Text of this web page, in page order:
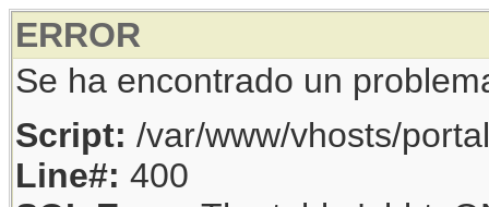
ERROR
Se ha encontrado un
Script: /var/www/vhosts/
Line#: 400